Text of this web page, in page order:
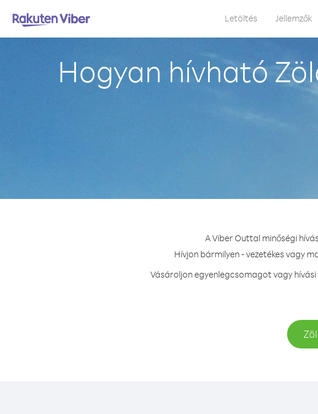
Letöltés Jellemzők
Hogyan hívható
A Viber Outtal minőségi
Hívjon bármilyen - vezetékes vagy
Vásároljon egyenlegcsomagot vagy